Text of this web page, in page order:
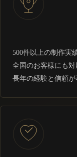
500件以上の制作実
全国のお客様にも対
長年の経験と信頼が